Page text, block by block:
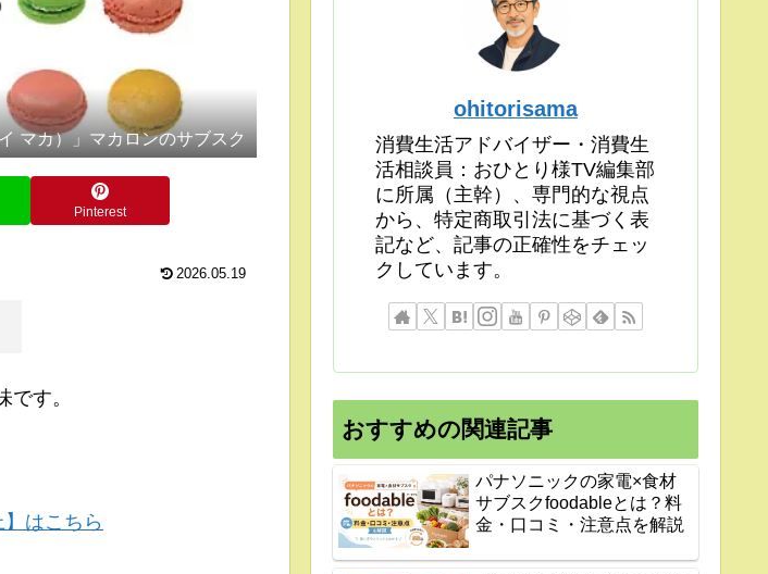
マカ）」マカロンのサブスク
Pinterest
2026.05.19
す。
はこちら
ohitorisama
消費生活アドバイザー・消費生
活相談員：おひとり様TV編集部
に所属（主幹）、専門的な視点
から、特定商取引法に基づく表
記など、記事の正確性をチェッ
クしています。
おすすめの関連記事
パナソニックの家電×食材
サブスクfoodableとは？料
金・口コミ・注意点を解説